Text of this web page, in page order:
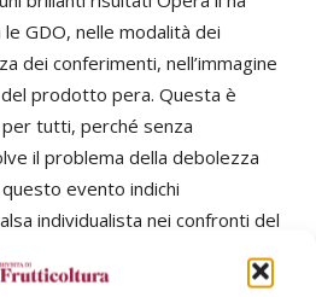
GDO, nelle modalità dei
dei conferimenti, nell’immagine
prodotto pera. Questa è
tutti, perché senza
il problema della debolezza
evento indichi
individualista nei confronti del
fallimento dell’idea, delle
acquisiti da Opera. Restiamo